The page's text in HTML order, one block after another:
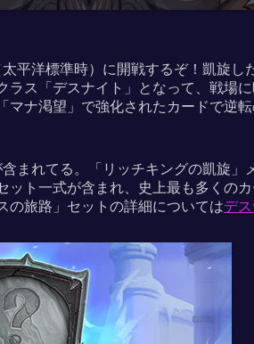
平洋標準時）に開戦するぞ！凱旋
ス「デスナイト」となって、戦場
ナ渇望」で強化されたカードで逆
まれてる。「リッチキングの凱旋
ト一式が含まれ、史上最も多くの
の旅路」セットの詳細についてはデ